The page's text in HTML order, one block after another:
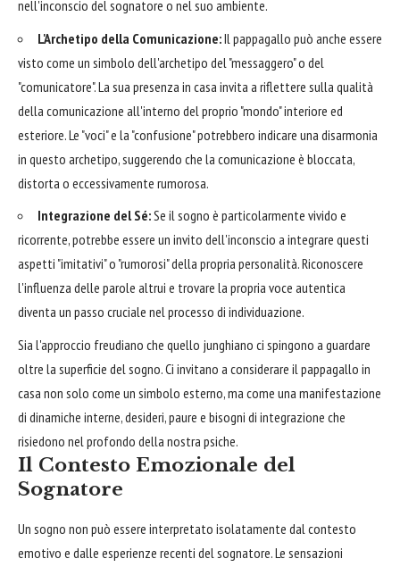
nell'inconscio del sognatore o nel suo ambiente.
L'Archetipo della Comunicazione:Il pappagallo può anche essere
visto come un simbolo dell'archetipo del "messaggero" o del
"comunicatore". La sua presenza in casa invita a riflettere sulla qualità
della comunicazione all'interno del proprio "mondo" interiore ed
esteriore. Le "voci" e la "confusione" potrebbero indicare una disarmonia
in questo archetipo, suggerendo che la comunicazione è bloccata,
distorta o eccessivamente rumorosa.
Integrazione del Sé:Se il sogno è particolarmente vivido e
ricorrente, potrebbe essere un invito dell'inconscio a integrare questi
aspetti "imitativi" o "rumorosi" della propria personalità. Riconoscere
l'influenza delle parole altrui e trovare la propria voce autentica
diventa un passo cruciale nel processo di individuazione.
Sia l'approccio freudiano che quello junghiano ci spingono a guardare
oltre la superficie del sogno. Ci invitano a considerare il pappagallo in
casa non solo come un simbolo esterno, ma come una manifestazione
di dinamiche interne, desideri, paure e bisogni di integrazione che
risiedono nel profondo della nostra psiche.
Il Contesto Emozionale del
Sognatore
Un sogno non può essere interpretato isolatamente dal contesto
emotivo e dalle esperienze recenti del sognatore. Le sensazioni